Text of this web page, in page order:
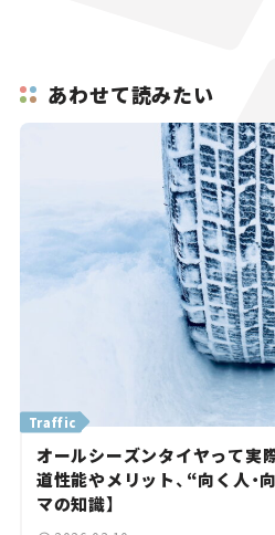
あわせて読みたい
Traffic
オールシーズンタイヤって実
道性能やメリット、“向く人・
マの知識】